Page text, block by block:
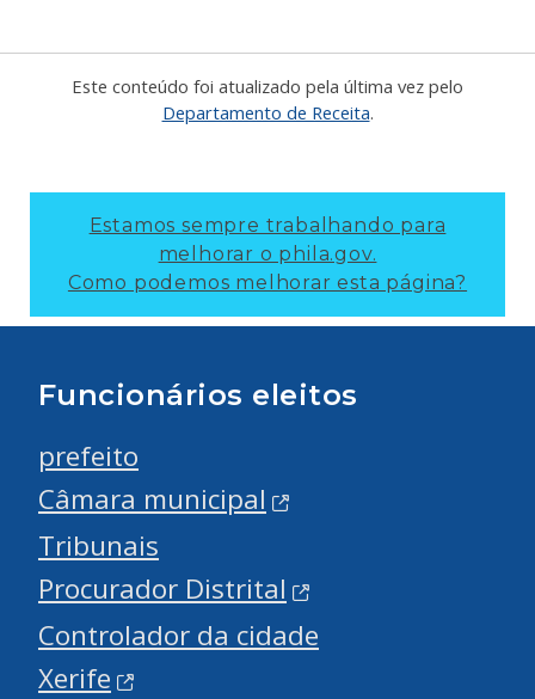
Este conteúdo foi atualizado pela última vez pelo
Departamento de Receita.
Estamos sempre trabalhando para
melhorar o phila.gov.
Como podemos melhorar esta página?
Funcionários eleitos
prefeito
Câmara municipal
Tribunais
Procurador Distrital
Controlador da cidade
Xerife